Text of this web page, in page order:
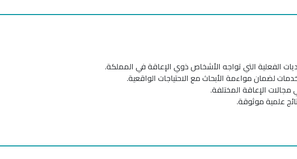
الفعلية التي تواجه الأشخاص ذوي الإعاقة في المملكة.
لضمان مواءمة الأبحاث مع الاحتياجات الواقعية.
الإعاقة المختلفة.
علمية موثوقة.